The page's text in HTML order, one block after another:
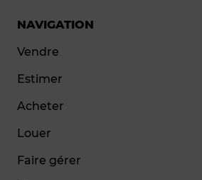
NAVIGATION
Vendre
Estimer
Acheter
Louer
Faire gérer